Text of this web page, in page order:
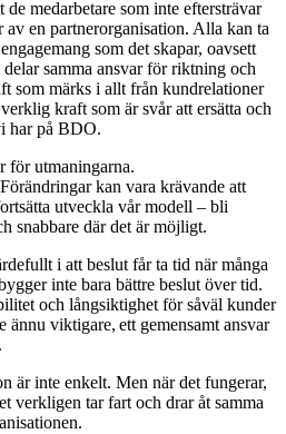
medarbetare som inte eftersträvar
av en partnerorganisation. Alla kan ta
som det skapar, oavsett
samma ansvar för riktning och
som märks i allt från kundrelationer
kraft som är svår att ersätta och
har på BDO.
för utmaningarna.
kan vara krävande att
utveckla vår modell – bli
snabbare där det är möjligt.
i att beslut får ta tid när många
inte bara bättre beslut över tid.
och långsiktighet för såväl kunder
ännu viktigare, ett gemensamt ansvar
är inte enkelt. Men när det fungerar,
verkligen tar fart och drar åt samma